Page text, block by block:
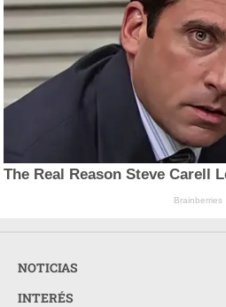
The Real Reason Steve Carell
Brainberries
NOTICIAS
INTERÉS